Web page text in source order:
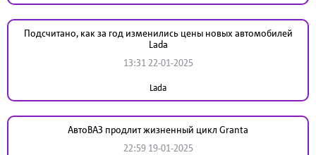
Подсчитано, как за год изменились цены новых автомобилей
Lada
13:31 22-01-2025
Lada
АвтоВАЗ продлит жизненный цикл Granta
22:59 19-01-2025